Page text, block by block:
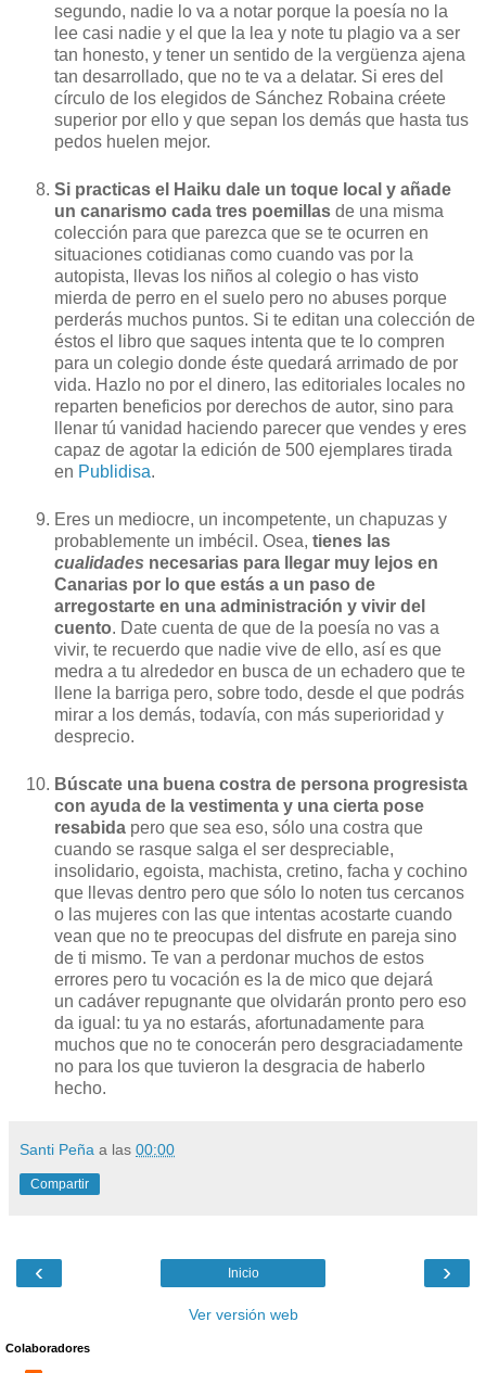
segundo, nadie lo va a notar porque la poesía no la
lee casi nadie y el que la lea y note tu plagio va a ser
tan honesto, y tener un sentido de la vergüenza ajena
tan desarrollado, que no te va a delatar. Si eres del
círculo de los elegidos de Sánchez Robaina créete
superior por ello y que sepan los demás que hasta tus
pedos huelen mejor.
Si practicas el Haiku dale un toque local y añade
un canarismo cada tres poemillas de una misma
colección para que parezca que se te ocurren en
situaciones cotidianas como cuando vas por la
autopista, llevas los niños al colegio o has visto
mierda de perro en el suelo pero no abuses porque
perderás muchos puntos. Si te editan una colección de
éstos el libro que saques intenta que te lo compren
para un colegio donde éste quedará arrimado de por
vida. Hazlo no por el dinero, las editoriales locales no
reparten beneficios por derechos de autor, sino para
llenar tú vanidad haciendo parecer que vendes y eres
capaz de agotar la edición de 500 ejemplares tirada
en Publidisa.
Eres un mediocre, un incompetente, un chapuzas y
probablemente un imbécil. Osea, tienes las
cualidades necesarias para llegar muy lejos en
Canarias por lo que estás a un paso de
arregostarte en una administración y vivir del
cuento. Date cuenta de que de la poesía no vas a
vivir, te recuerdo que nadie vive de ello, así es que
medra a tu alrededor en busca de un echadero que te
llene la barriga pero, sobre todo, desde el que podrás
mirar a los demás, todavía, con más superioridad y
desprecio.
Búscate una buena costra de persona progresista
con ayuda de la vestimenta y una cierta pose
resabida pero que sea eso, sólo una costra que
cuando se rasque salga el ser despreciable,
insolidario, egoista, machista, cretino, facha y cochino
que llevas dentro pero que sólo lo noten tus cercanos
o las mujeres con las que intentas acostarte cuando
vean que no te preocupas del disfrute en pareja sino
de ti mismo. Te van a perdonar muchos de estos
errores pero tu vocación es la de mico que dejará
un cadáver repugnante que olvidarán pronto pero eso
da igual: tu ya no estarás, afortunadamente para
muchos que no te conocerán pero desgraciadamente
no para los que tuvieron la desgracia de haberlo
hecho.
Santi Peña a las 00:00
Compartir
‹ ›
Inicio
Ver versión web
Colaboradores